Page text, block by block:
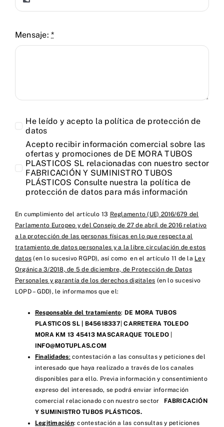
Mensaje:*
He leído y acepto la política de protección de
datos
Acepto recibir información comercial sobre las
ofertas y promociones de DE MORA TUBOS
PLASTICOS SL relacionadas con nuestro sector
FABRICACIÓN Y SUMINISTRO TUBOS
PLÁSTICOS Consulte nuestra la política de
protección de datospara más información
En cumplimiento del artículo 13 Reglamento (UE) 2016/679 del
Parlamento Europeo y del Consejo de 27 de abril de 2016 relativo
a la protección de las personas físicas en lo que respecta al
tratamiento de datos personales y a la libre circulación de estos
datos (en lo sucesivo RGPD), así como en el artículo 11 de la Ley
Orgánica 3/2018, de 5 de diciembre, de Protección de Datos
Personales y garantía de los derechos digitales (en lo sucesivo
LOPD – GDD), le informamos que el:
Responsable del tratamiento: DE MORA TUBOS
PLASTICOS SL |
B45618337 |CARRETERA TOLEDO
MORA KM 13 45413 MASCARAQUE TOLEDO
INFO@MOTUPLAS.COM
Finalidades: contestación a las consultas y peticiones del
interesado que haya realizado a través de los canales
disponibles para ello. Previa información y consentimiento
expreso del interesado, se podrá enviar información
comercial relacionado con nuestro sector FABRICACIÓN
Y SUMINISTRO TUBOS PLÁSTICOS.
Legitimación: contestación a las consultas y peticiones